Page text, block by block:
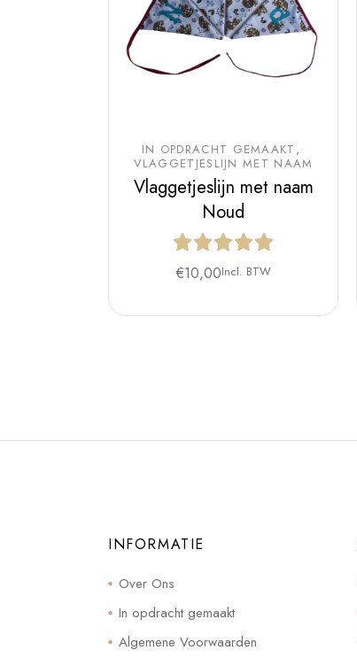
IN OPDRACHT GEMAAKT
VLAGGETJESLIJN MET NAAM
Vlaggetjeslijn met naam
Noud
€10,00Incl. BTW
INFORMATIE
Over Ons
In opdracht gemaakt
Algemene Voorwaarden